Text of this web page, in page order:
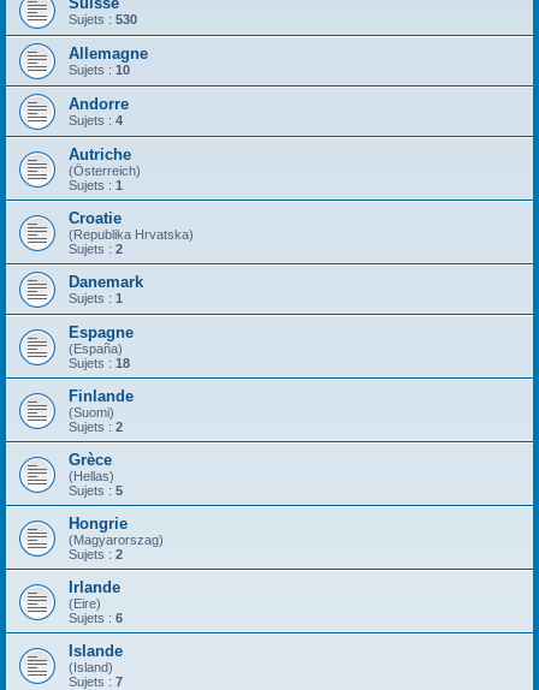
Sujets : 530
Allemagne
Sujets : 10
Andorre
Sujets : 4
Autriche
(Österreich)
Sujets : 1
Croatie
(Republika Hrvatska)
Sujets : 2
Danemark
Sujets : 1
Espagne
(España)
Sujets : 18
Finlande
(Suomi)
Sujets : 2
Grèce
(Hellas)
Sujets : 5
Hongrie
(Magyarorszag)
Sujets : 2
Irlande
(Eire)
Sujets : 6
Islande
(Island)
Sujets : 7